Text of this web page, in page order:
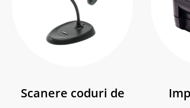
Scanere coduri de